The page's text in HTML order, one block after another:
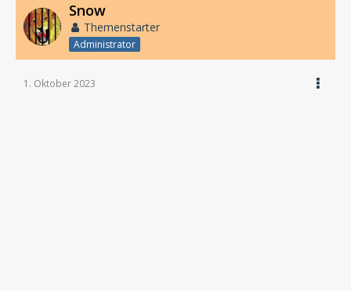
Snow
Themenstarter
Administrator
1. Oktober 2023